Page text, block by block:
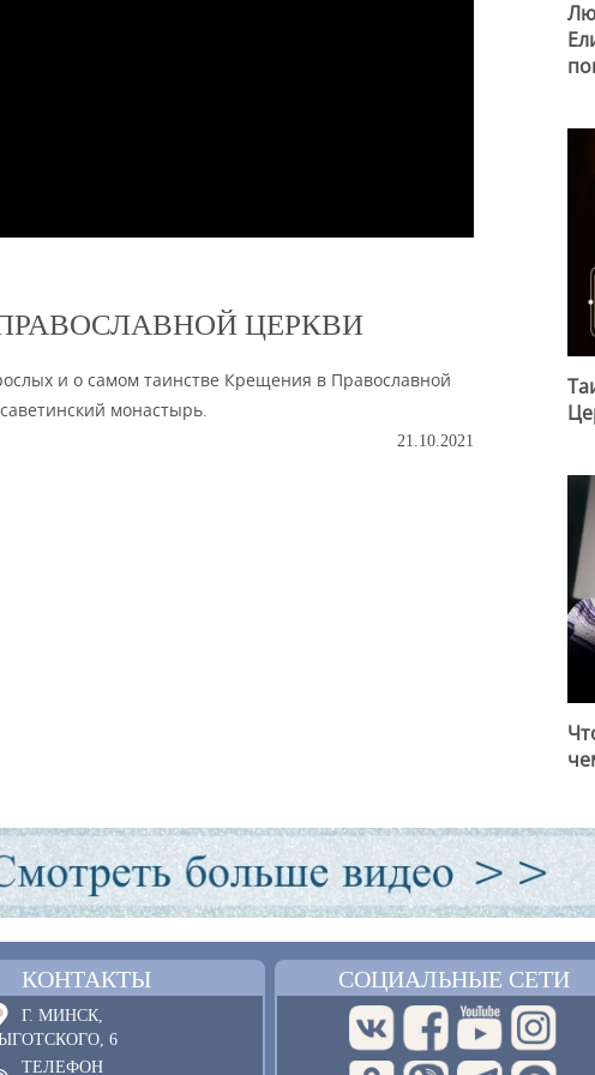
ЦЕРКВИ
и о самом таинстве Крещения в Православной
монастырь.
21.10.2021
КОНТАКТЫ
Г. МИНСК,
6
ТЕЛЕФОН
СОЦИАЛЬНЫЕ СЕТИ